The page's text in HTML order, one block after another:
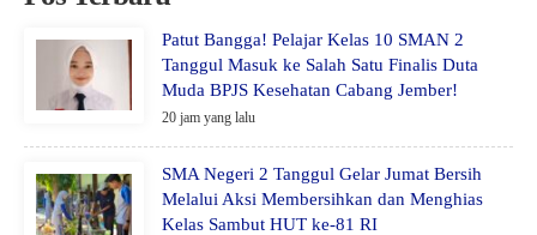
Patut Bangga! Pelajar Kelas 10 SMAN 2
Tanggul Masuk ke Salah Satu Finalis Duta
Muda BPJS Kesehatan Cabang Jember!
20 jam yang lalu
SMA Negeri 2 Tanggul Gelar Jumat Bersih
Melalui Aksi Membersihkan dan Menghias
Kelas Sambut HUT ke-81 RI